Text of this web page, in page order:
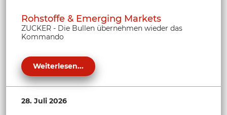
Rohstoffe & Emerging Markets
ZUCKER - Die Bullen übernehmen wieder das
Kommando
Weiterlesen...
28. Juli 2026